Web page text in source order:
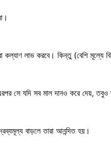
লাভ করবে। কিন্তু (বেশি মূল্যে
সে যদি সব মাল দানও করে দেয়, তবুও
বাড়লে তারা আনন্দিত হয়।